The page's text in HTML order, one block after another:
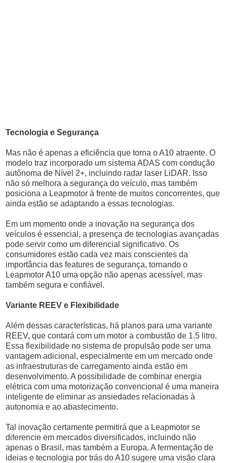
Tecnologia e Segurança
Mas não é apenas a eficiência que torna o A10 atraente. O
modelo traz incorporado um sistema ADAS com condução
autônoma de Nível 2+, incluindo radar laser LiDAR. Isso
não só melhora a segurança do veículo, mas também
posiciona a Leapmotor à frente de muitos concorrentes, que
ainda estão se adaptando a essas tecnologias.
Em um momento onde a inovação na segurança dos
veículos é essencial, a presença de tecnologias avançadas
pode servir como um diferencial significativo. Os
consumidores estão cada vez mais conscientes da
importância das features de segurança, tornando o
Leapmotor A10 uma opção não apenas acessível, mas
também segura e confiável.
Variante REEV e Flexibilidade
Além dessas características, há planos para uma variante
REEV, que contará com um motor a combustão de 1.5 litro.
Essa flexibilidade no sistema de propulsão pode ser uma
vantagem adicional, especialmente em um mercado onde
as infraestruturas de carregamento ainda estão em
desenvolvimento. A possibilidade de combinar energia
elétrica com uma motorização convencional é uma maneira
inteligente de eliminar as ansiedades relacionadas à
autonomia e ao abastecimento.
Tal inovação certamente permitirá que a Leapmotor se
diferencie em mercados diversificados, incluindo não
apenas o Brasil, mas também a Europa. A fermentação de
ideias e tecnologia por trás do A10 sugere uma visão clara